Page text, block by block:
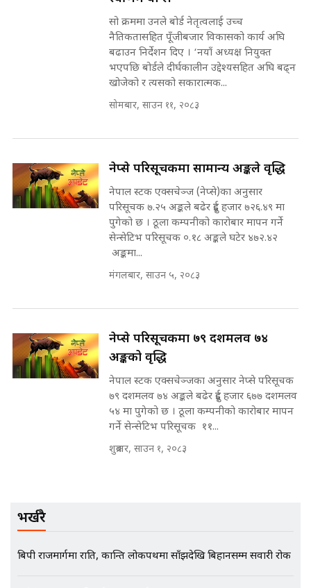
कहिले बन्ला चक्रपथ ? विस्तार कार्यमा
किन भइरहेछ ढिलाइ ?The Ring Road
Expansion Dilemma |
SIDHAKURA |
पटकपटक भावुक बने गृहमन्त्री सुदन
SIDHAKURA ||
भूमिसुधार मन्त्रीलाई जोगाइदै ! ||
SIDHAKURA ||
७८ लाख घुस खाने मन्त्री ! जोगाउने
SIDHAKURA INVESTIGATION
मन्त्री र पूर्व मन्त्रीको ७८ लाख घुस डिलको
SIDHAKURA |
मन्त्री राजकुमारलाई घुस दिने विचौलीया
पूर्व मन्त्री रञ्जिता || SIDHAKURA
मन्त्रीले घुस डिल गरेको अडियो ! दुई झोला
नोट मन्त्रीलाई घुस | SIDHAKURA |
SIDHAKURA INVESTIGATION |
मृतकका परिवारप्रति मेडिकल काउन्सीलको
बदनियत ! न्याय खोज्दै भौतारिदै सुवास
कनेक्सन ! || VISIT VISA SCAM
सो क्रममा उनले बोर्ड नेतृत्वलाई उच्च
नैतिकतासहित पूँजीबजार विकासको कार्य अघि
बढाउन निर्देशन दिए । ‘नयाँ अध्यक्ष नियुक्त
भएपछि बोर्डले दीर्घकालीन उद्देश्यसहित अघि बढ्न
खोजेको र त्यसको सकारात्मक...
सोमबार, साउन ११, २०८३
नेप्से परिसूचकमा सामान्य अङ्कले वृद्धि
नेपाल स्टक एक्सचेञ्ज (नेप्से)का अनुसार
परिसूचक ७.२५ अङ्कले बढेर दुई हजार ७२६.४९ मा
पुगेको छ । ठूला कम्पनीको कारोबार मापन गर्ने
सेन्सेटिभ परिसूचक ०.१८ अङ्कले घटेर ४७२.४२
अङ्कमा...
मंगलबार, साउन ५, २०८३
नेप्से परिसूचकमा ७९ दशमलव ७४
अङ्कको वृद्धि
नेपाल स्टक एक्सचेञ्जका अनुसार नेप्से परिसूचक
७९ दशमलव ७४ अङ्कले बढेर दुई हजार ६७७ दशमलव
५४ मा पुगेको छ । ठूला कम्पनीको कारोबार मापन
गर्ने सेन्सेटिभ परिसूचक ११...
शुक्रबार, साउन १, २०८३
भर्खरै
बिपी राजमार्गमा राति, कान्ति लोकपथमा साँझदेखि बिहानसम्म सवारी रोक